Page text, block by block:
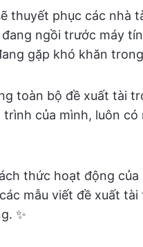
thuyết phục các nhà
ngồi trước máy
gặp khó khăn
toàn bộ đề xuất tài
của mình, luôn có
thức hoạt động
mẫu viết đề xuất tài
✨